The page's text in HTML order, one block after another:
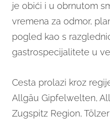
je obići i u obrnutom
vremena za odmor,
pogled kao s
gastrospecijalitete u
Cesta prolazi kroz
Allgäu Gipfelwelten,
Zugspitz Region,